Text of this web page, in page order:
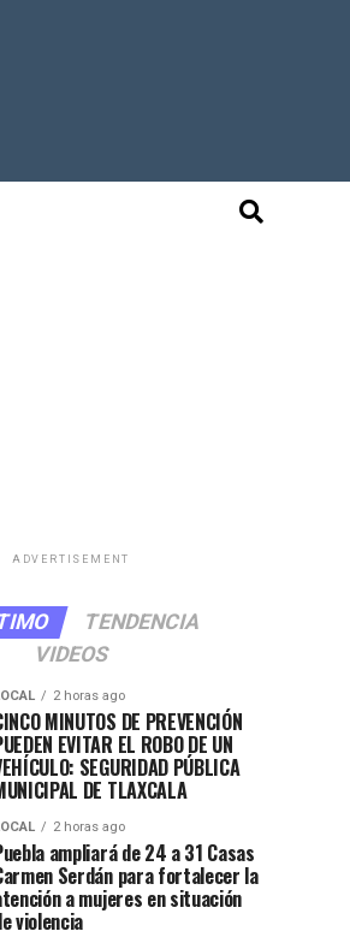
ADVERTISEMENT
TENDENCIA
VIDEOS
2 horas ago
MINUTOS DE PREVENCIÓN
EVITAR EL ROBO DE UN
SEGURIDAD PÚBLICA
DE TLAXCALA
2 horas ago
ampliará de 24 a 31 Casas
Serdán para fortalecer la
a mujeres en situación
violencia